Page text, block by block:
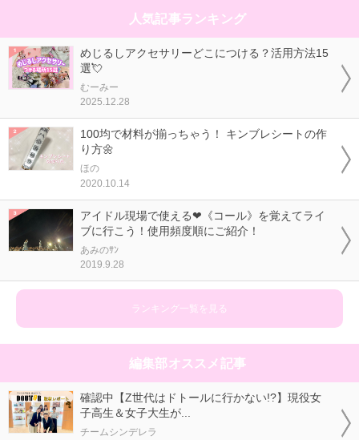
人気記事ランキング
めじるしアクセサリーどこにつける？活用方法15
選💘
むーみー
2025.12.28
100均で材料が揃っちゃう！ キンブレシートの作
り方🌼
ほの
2020.10.14
アイドル現場で使える❤《コール》を覚えてライ
ブに行こう！使用頻度順にご紹介！
あみのｻﾝ
2019.9.28
ランキング一覧を見る
編集部オススメ記事
確認中【Z世代はドトールに行かない!?】現役女
子高生＆女子大生が...
チームシンデレラ